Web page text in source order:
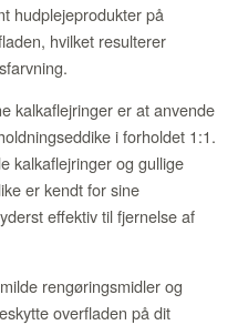
hudplejeprodukter på
hvilket resulterer
kalkaflejringer er at anvende
i forholdet 1:1.
kalkaflejringer og gullige
er kendt for sine
effektiv til fjernelse af
rengøringsmidler og
overfladen på dit